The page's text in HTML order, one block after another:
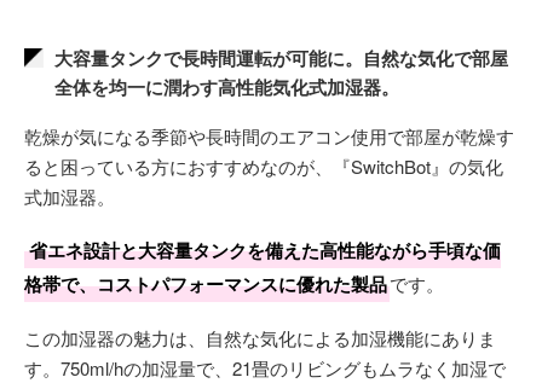
大容量タンクで長時間運転が可能に。自然な気化で部屋
全体を均一に潤わす高性能気化式加湿器。
乾燥が気になる季節や長時間のエアコン使用で部屋が乾燥す
ると困っている方におすすめなのが、『SwitchBot』の気化
式加湿器。
省エネ設計と大容量タンクを備えた高性能ながら手頃な価
格帯で、コストパフォーマンスに優れた製品です。
この加湿器の魅力は、自然な気化による加湿機能にありま
す。750ml/hの加湿量で、21畳のリビングもムラなく加湿で